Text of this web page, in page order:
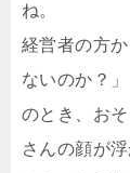
ね。
経営者の方
ないのか？
のとき、お
さんの顔が